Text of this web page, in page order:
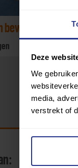
Deze
We
media,
verstrekt of